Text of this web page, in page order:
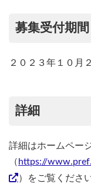
募集受付期間
２０２３年１０月
詳細
詳細はホームペー
（ https://
）をご覧くださ